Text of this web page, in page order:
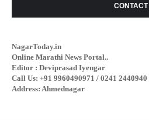
CONTACT
NagarToday.in
Online Marathi News Portal..
Editor : Deviprasad Iyengar
Call Us: +91 9960490971 / 0241 2440940
Address: Ahmednagar